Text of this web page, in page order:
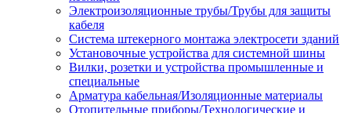
Электроизоляционные трубы/Трубы для защиты
кабеля
Система штекерного монтажа электросети зданий
Установочные устройства для системной шины
Вилки, розетки и устройства промышленные и
специальные
Арматура кабельная/Изоляционные материалы
Отопительные приборы/Технологические и